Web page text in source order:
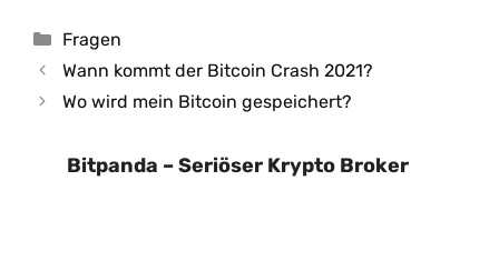
Kategorien
Fragen
Wann kommt der Bitcoin Crash 2021?
Wo wird mein Bitcoin gespeichert?
Bitpanda – Seriöser Krypto Broker